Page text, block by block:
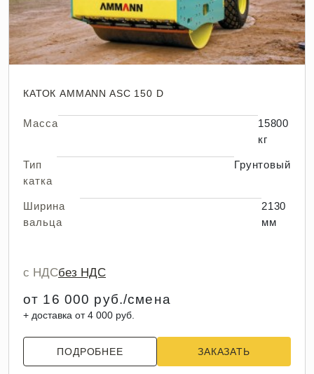
КАТОК AMMANN ASC 150 D
Масса
15800
кг
Тип
катка
Грунтовый
Ширина
вальца
2130
мм
с НДСбез НДС
от 16 000 руб./смена
+ доставка от 4 000 руб.
ПОДРОБНЕЕ ЗАКАЗАТЬ